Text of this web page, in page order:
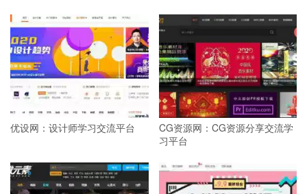
优设网：设计师学习交流平台
CG资源网：CG资源分享交流学
习平台